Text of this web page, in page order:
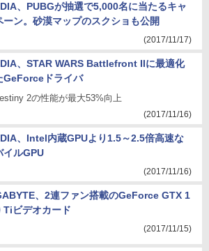
、PUBGが抽選で5,000名に当たるキャ
ーン。砂漠マップのスクショも公開
(2017/11/17)
、STAR WARS Battlefront IIに最適化
GeForceドライバ
2の性能が最大53%向上
(2017/11/16)
、Intel内蔵GPUより1.5～2.5倍高速な
イルGPU
(2017/11/16)
、2連ファン搭載のGeForce GTX 1
Tiビデオカード
(2017/11/15)